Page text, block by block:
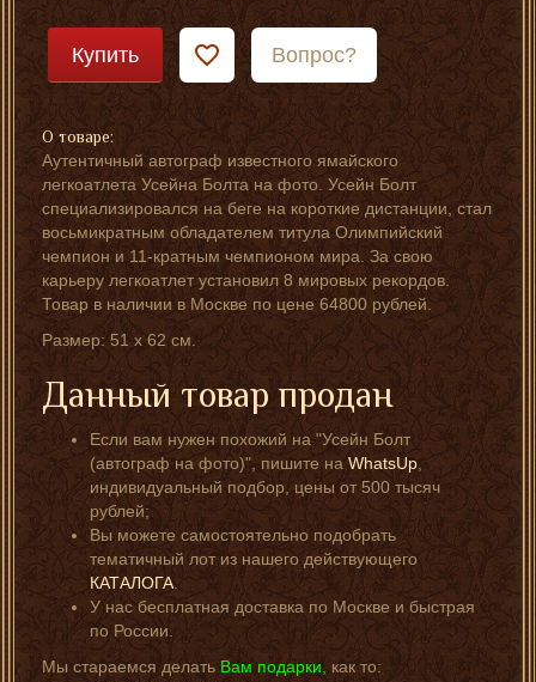
Купить Вопрос?
О товаре:
Аутентичный автограф известного ямайского
легкоатлета Усейна Болта на фото. Усейн Болт
специализировался на беге на короткие дистанции, стал
восьмикратным обладателем титула Олимпийский
чемпион и 11-кратным чемпионом мира. За свою
карьеру легкоатлет установил 8 мировых рекордов.
Товар в наличии в Москве по цене 64800 рублей.
Размер: 51 х 62 см.
Данный товар продан
Если вам нужен похожий на "Усейн Болт
(автограф на фотo)", пишите наWhatsUp,
индивидуальный подбор, цены от 500 тысяч
рублей;
Вы можете самостоятельно подобрать
тематичный лот из нашего действующего
КАТАЛОГА.
У нас бесплатная доставка по Москве и быстрая
по России.
Мы стараемся делатьВам подарки, как то: